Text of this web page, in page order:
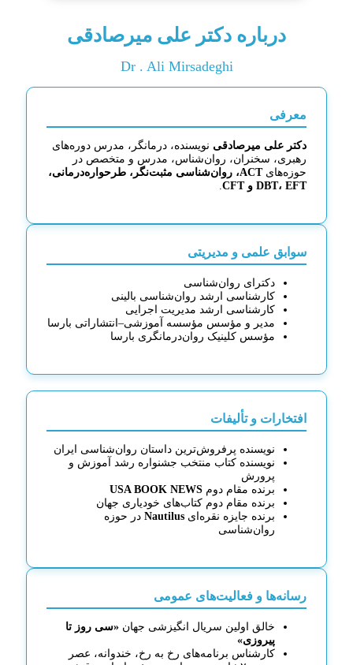
درباره دکتر علی میرصادقی
Dr . Ali Mirsadeghi
معرفی
دکتر علی میرصادقینویسنده، درمانگر، مدرس دوره‌های
رهبری، سخنران، روان‌شناس، مدرس و متخصص در
حوزه‌های
ACT، روان‌شناسی مثبت‌نگر، طرحواره‌درمانی،
DBT، EFT و CFT
.
سوابق علمی و مدیریتی
دکترای روان‌شناسی
کارشناسی ارشد روان‌شناسی بالینی
کارشناسی ارشد مدیریت اجرایی
مدیر و مؤسس مؤسسه آموزشی–انتشاراتی بارسا
مؤسس کلینیک روان‌درمانگری بارسا
افتخارات و تألیفات
نویسنده پرفروش‌ترین داستان روان‌شناسی ایران
نویسنده کتاب منتخب جشنواره رشد آموزش و
پرورش
برنده مقام دوم USA BOOK NEWS
برنده مقام دوم کتاب‌های خودیاری جهان
برنده جایزه نقره‌ای Nautilusدر حوزه
روان‌شناسی
رسانه‌ها و فعالیت‌های عمومی
خالق اولین سریال انگیزشی جهان«سی روز تا
پیروزی»
کارشناس برنامه‌های رخ به رخ، خندوانه، عصر